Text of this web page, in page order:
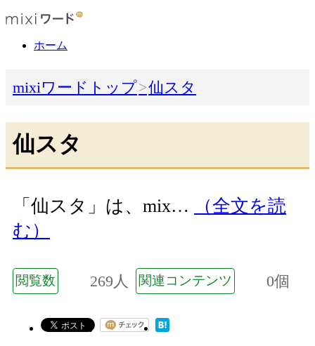
ホーム
mixiワードトップ 仙スタ
仙スタ
「仙スタ」は、mix…
（全文を読
む）
閲覧数 269人 関連コンテンツ 0個